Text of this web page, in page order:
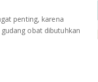
penting, karena
obat dibutuhkan